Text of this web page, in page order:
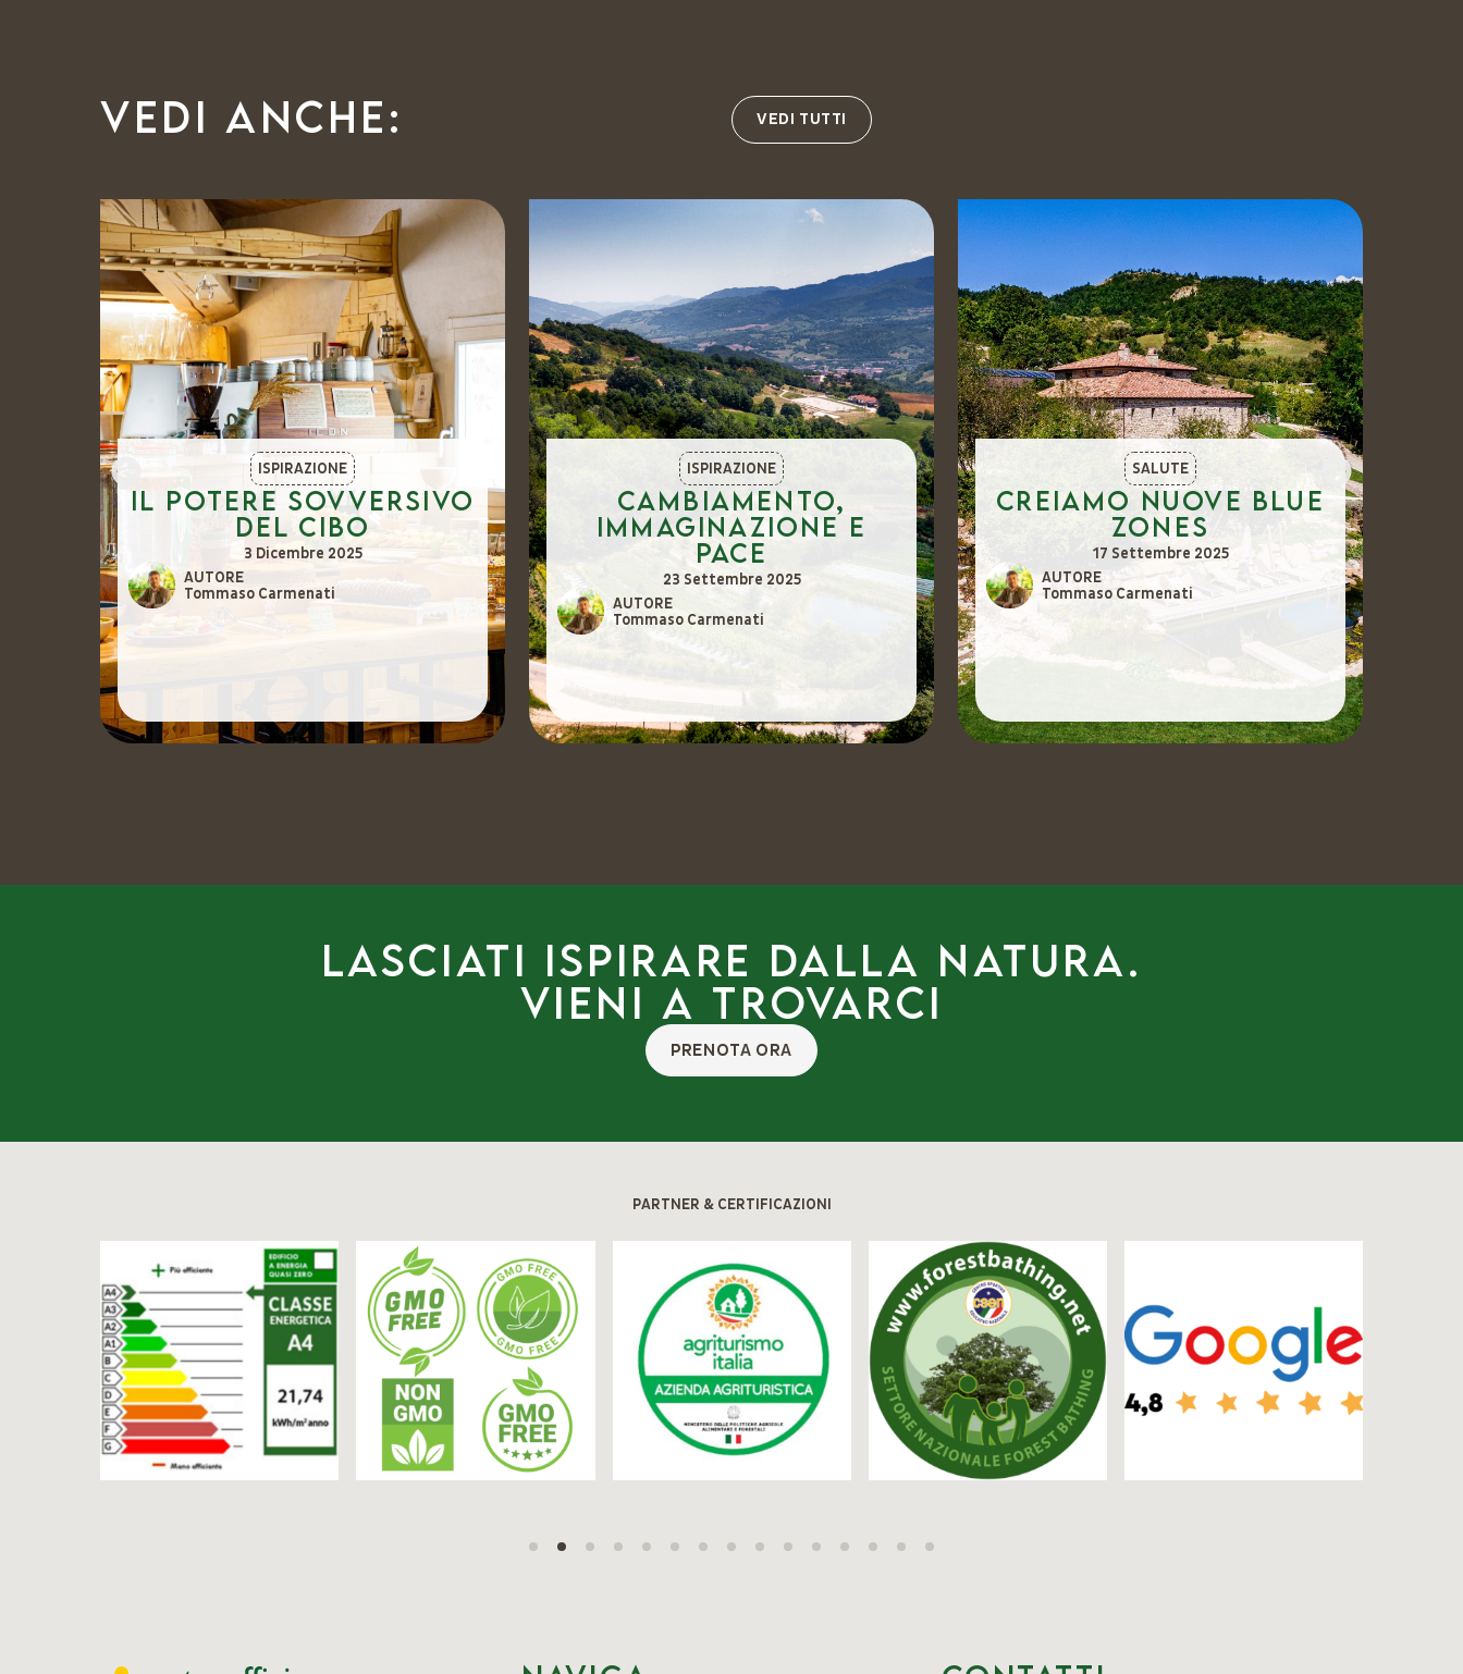
Vedi anche: VEDI TUTTI
ISPIRAZIONE
Il potere sovversivo
del cibo
3 Dicembre 2025
AUTORE
Tommaso Carmenati
ISPIRAZIONE
Cambiamento,
immaginazione e
pace
23 Settembre 2025
AUTORE
Tommaso Carmenati
SALUTE
Creiamo nuove Blue
Zones
17 Settembre 2025
AUTORE
Tommaso Carmenati
Lasciati ispirare dalla natura.
Vieni a trovarci
PRENOTA ORA
PARTNER & CERTIFICAZIONI